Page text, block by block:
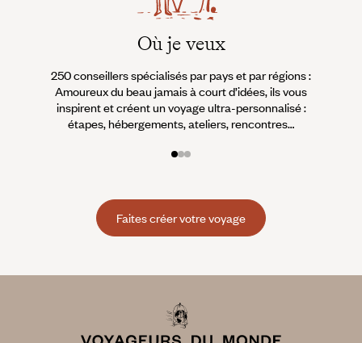
Où je veux
250 conseillers spécialisés par pays et par régions :
Amoureux du beau jamais à court d’idées, ils vous
inspirent et créent un voyage ultra-personnalisé :
étapes, hébergements, ateliers, rencontres…
Faites créer votre voyage